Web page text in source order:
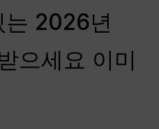
는 2026년
으세요 이미